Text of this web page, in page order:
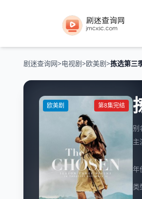
剧迷查询网>电视剧>欧美剧>拣选第三
欧美剧 第8集完结
别
主
年
类